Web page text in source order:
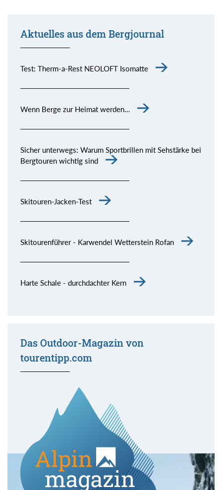
Aktuelles aus dem Bergjournal
Test: Therm-a-Rest NEOLOFT Isomatte
Wenn Berge zur Heimat werden…
Sicher unterwegs: Warum Sportbrillen mit Sehstärke bei
Bergtouren wichtig sind
Skitouren-Jacken-Test
Skitourenführer - Karwendel Wetterstein Rofan
Harte Schale - durchdachter Kern
Das Outdoor-Magazin von
tourentipp.com